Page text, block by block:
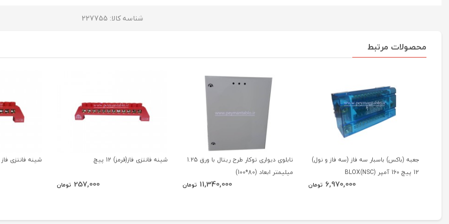
شناسه کالا: 227755
محصولات مرتبط
جعبه (باکس) باسبار سه فاز (سه فاز و نول)
12 پیچ 160 آمپر BLOX(NSC)
6,970,000 تومان
تابلوی دیواری توکار طرح ریتال با ورق 1.25
میلیمتر ابعاد (80*100)
11,340,000 تومان
شینه فانتزی فاز(قرمز) 12 پیچ
257,000 تومان
شینه فانتزی فاز